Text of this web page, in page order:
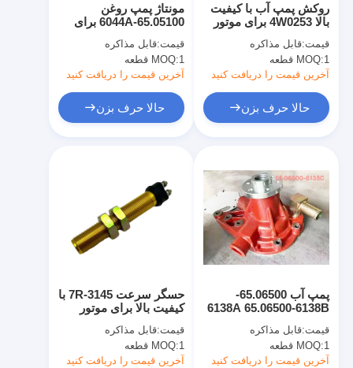
محصولات
نمایش VR
در مورد ما
تماس با ما
مونتاژ پمپ روغن
65.05100-6044A برای
مکانیکی 340LC-V
TXC340-1
قیمت:قابل مذاکره
MOQ:1 قطعه
آخرین قیمت را دریافت کنید
حالا حرف بزن
روکش پمپ آب با کیفیت
بالا 4W0253 برای موتور
قیمت:قابل مذاکره
MOQ:1 قطعه
آخرین قیمت را دریافت کنید
حالا حرف بزن
حسگر سرعت 7R-3145 با
کیفیت بالا برای موتور
قیمت:قابل مذاکره
MOQ:1 قطعه
آخرین قیمت را دریافت کنید
پمپ آب 65.06500-
6138A 65.06500-6138B
بیل مکانیکی 290LL
D1146 T
قیمت:قابل مذاکره
MOQ:1 قطعه
آخرین قیمت را دریافت کنید